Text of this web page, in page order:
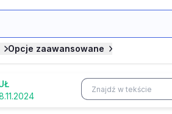
Opcje zaawansowane